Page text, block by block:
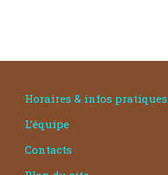
Horaires & infos pratiques
L’équipe
Contacts